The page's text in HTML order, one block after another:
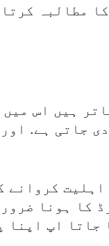
مطالبہ کرتا
دفاتر ہیں اس
جاتی ہے.
کروانے
کا ہونا
اپ اپنا